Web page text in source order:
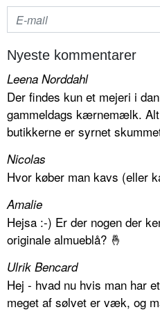
Nyeste kommentarer
Leena Norddahl
Der findes kun et mejeri i
gammeldags kærnemælk.
butikkerne er syrnet
Nicolas
Hvor køber man kavs (eller
Amalie
Hejsa :-) Er der nogen der
originale almueblå? 🤞
Ulrik Bencard
Hej - hvad nu hvis man har
meget af sølvet er væk, og